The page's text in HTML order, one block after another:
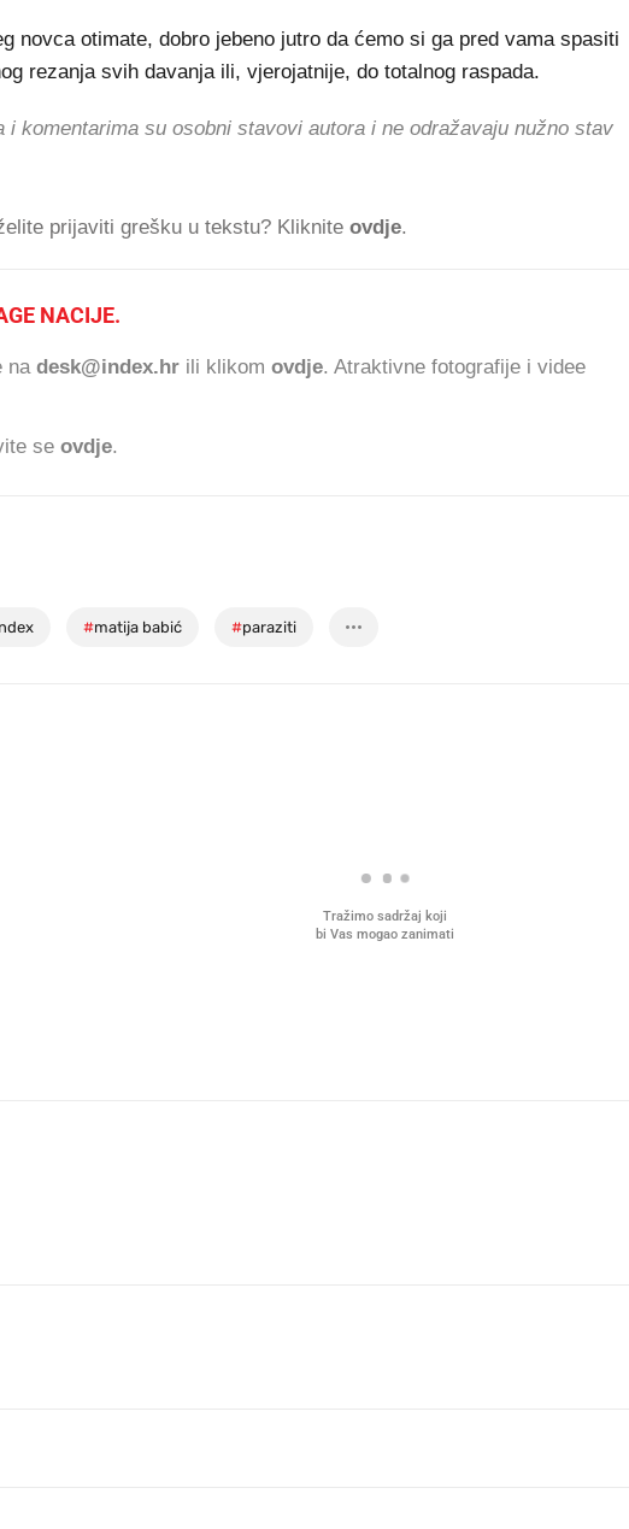
novca otimate, dobro jebeno jutro da ćemo si ga pred vama spasiti
rezanja svih davanja ili, vjerojatnije, do totalnog raspada.
i komentarima su osobni stavovi autora i ne odražavaju nužno stav
prijaviti grešku u tekstu? Kliknite ovdje.
NACIJE.
na desk@index.hr ili klikom ovdje. Atraktivne fotografije i videe
se ovdje.
#matija babić #paraziti
Tražimo sadržaj koji
bi Vas mogao zanimati